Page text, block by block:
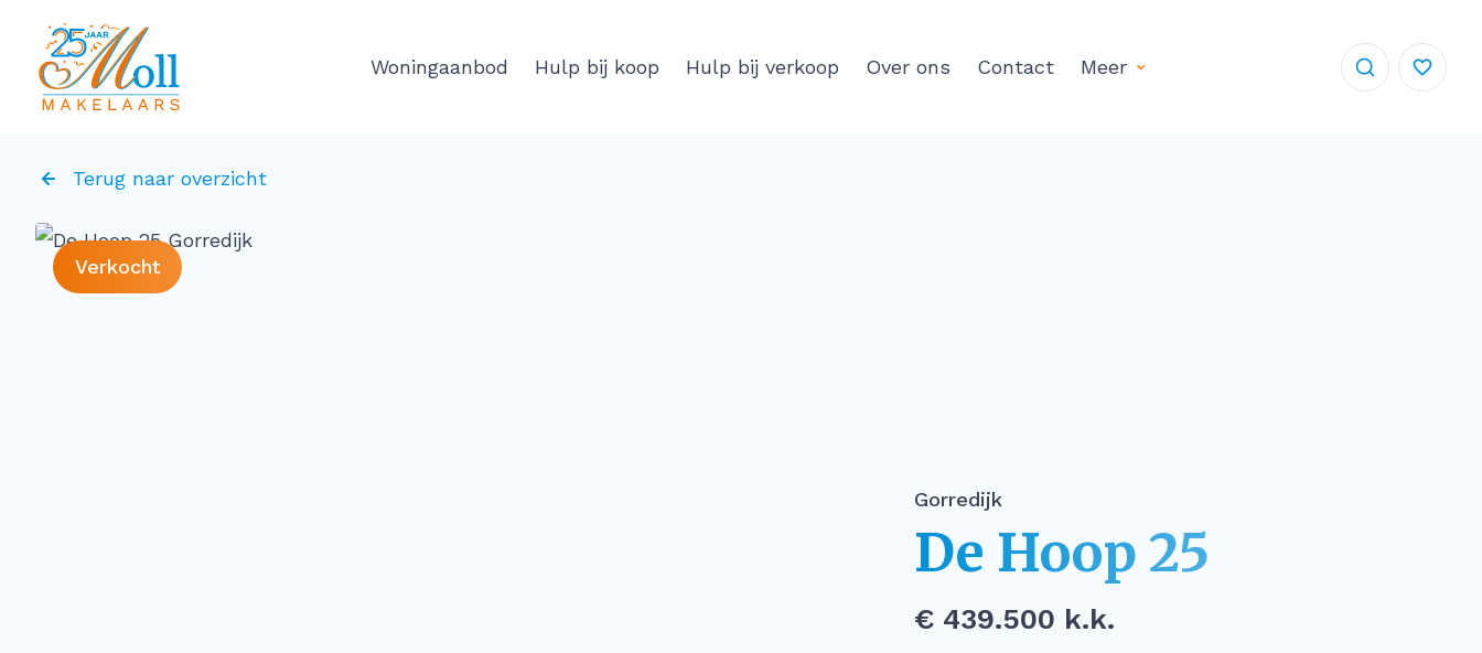
Woningaanbod Hulp bij koop Hulp bij verkoop Over ons Contact Meer
Terug naar overzicht
Verkocht
Gorredijk
De Hoop 25
€ 439.500 k.k.